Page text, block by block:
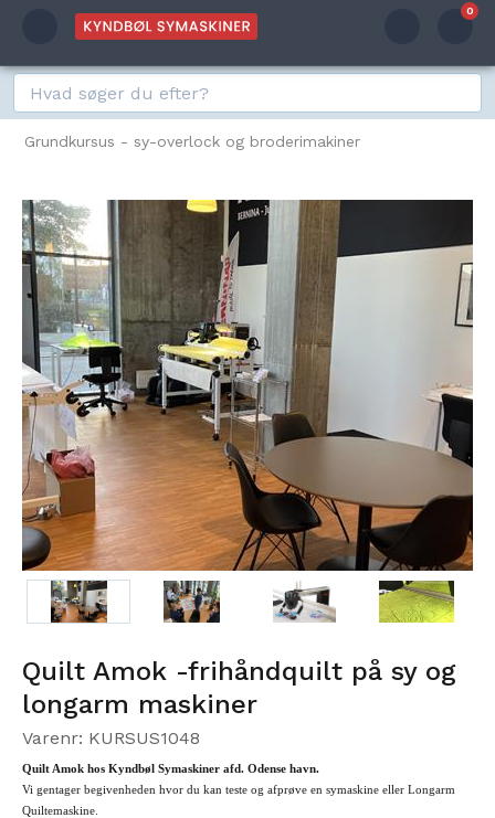
0
Grundkursus - sy-overlock og broderimakiner
Quilt Amok -frihåndquilt på sy og
longarm maskiner
Varenr: KURSUS1048
Quilt Amok hos Kyndbøl Symaskiner afd. Odense havn.
Vi gentager begivenheden hvor du kan teste og afprøve en symaskine eller Longarm
Quiltemaskine.